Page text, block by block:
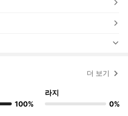
더 보기
100%
라지
0%